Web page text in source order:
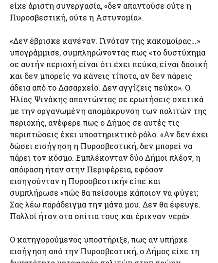
είχε άριστη συνεργασία, «δεν απαντούσε ούτε η
Πυροσβεστική, ούτε η Αστυνομία».
«Δεν έβρισκε κανέναν. Γινόταν της κακομοίρας…»
υπογράμμισε, συμπληρώνοντας πως «το δυστύχημα
σε αυτήν περιοχή είναι ότι έχει πεύκα, είναι δασική
και δεν μπορείς να κάνεις τίποτα, αν δεν πάρεις
άδεια από το Δασαρχείο. Δεν αγγίζεις πεύκο». Ο
Ηλίας Ψινάκης απαντώντας σε ερωτήσεις σχετικά
με την οργανωμένη απομάκρυνση των πολιτών της
περιοχής, ανέφερε πως ο Δήμος σε αυτές τις
περιπτώσεις έχει υποστηρικτικό ρόλο. «Αν δεν έχει
δώσει εισήγηση η Πυροσβεστική, δεν μπορεί να
πάρει τον κόσμο. Εμπλέκονταν δύο Δήμοι πλέον, η
απόφαση ήταν στην Περιφέρεια, εφόσον
εισηγούνταν η Πυροσβεστική» είπε και
συμπλήρωσε «πώς θα πείσουμε κάποιον να φύγει;
Σας λέω παράδειγμα την μάνα μου. Δεν θα έφευγε.
Πολλοί ήταν στα σπίτια τους και έριχναν νερά».
Ο κατηγορούμενος υποστήριξε, πως αν υπήρχε
εισήγηση από την Πυροσβεστική, ο Δήμος είχε τη